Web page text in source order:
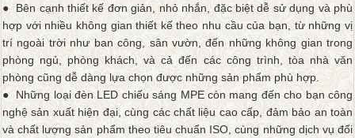
● Bên cạnh thiết kế đơn giản, nhỏ nhắn, đặc biệt dễ sử dụng và phù
hợp với nhiều không gian thiết kế theo nhu cầu của bạn, từ những vị
trí ngoài trời như ban công, sân vườn, đến những không gian trong
phòng ngủ, phòng khách, và cả đến các công trình, tòa nhà văn
phòng cũng dễ dàng lựa chọn được những sản phẩm phù hợp.
● Những loại đèn LED chiếu sáng MPE còn mang đến cho bạn công
nghệ sản xuất hiện đại, cùng các chất liệu cao cấp, đảm bảo an toàn
và chất lượng sản phẩm theo tiêu chuẩn ISO, cùng những dịch vụ đổi